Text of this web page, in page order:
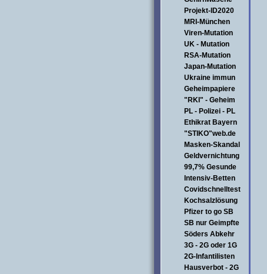
Projekt-ID2020
MRI-München
Viren-Mutation
UK - Mutation
RSA-Mutation
Japan-Mutation
Ukraine immun
Geheimpapiere
"RKI" - Geheim
PL - Polizei - PL
Ethikrat Bayern
"STIKO"web.de
Masken-Skandal
Geldvernichtung
99,7% Gesunde
Intensiv-Betten
Covidschnelltest
Kochsalzlösung
Pfizer to go SB
SB nur Geimpfte
Söders Abkehr
3G - 2G oder 1G
2G-Infantilisten
Hausverbot - 2G